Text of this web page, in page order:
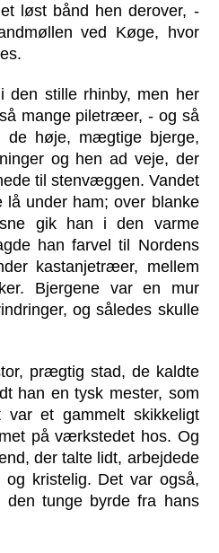
løst bånd hen derover, -
ved Køge, hvor
den stille rhinby, men her
mange piletræer, - og så
de høje, mægtige bjerge,
og hen ad veje, der
til stenvæggen. Vandet
lå under ham; over blanke
gik han i den varme
han farvel til Nordens
kastanjetræer, mellem
Bjergene var en mur
og således skulle
prægtig stad, de kaldte
han en tysk mester, som
et gammelt skikkeligt
på værkstedet hos. Og
der talte lidt, arbejdede
kristelig. Det var også,
tunge byrde fra hans